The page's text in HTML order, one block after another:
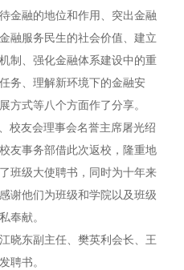
金融的地位和作用、突出金融
融服务民生的社会价值、建立
制、强化金融体系建设中的重
务、理解新环境下的金融安
方式等八个方面作了分享。
校友会理事会名誉主席屠光绍
友事务部借此次返校，隆重地
班级大使聘书，同时为十年来
谢他们为班级和学院以及班级
奉献。
晓东副主任、樊英利会长、王
聘书。